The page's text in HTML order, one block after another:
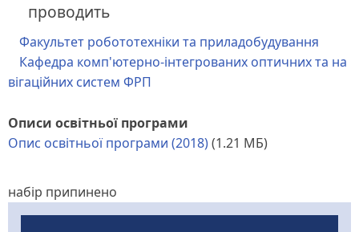
проводить
Факультет робототехніки та приладобудування
Кафедра комп'ютерно-інтегрованих оптичних та на
вігаційних систем ФРП
Описи освітньої програми
Опис освітньої програми (2018)(1.21 МБ)
набір припинено